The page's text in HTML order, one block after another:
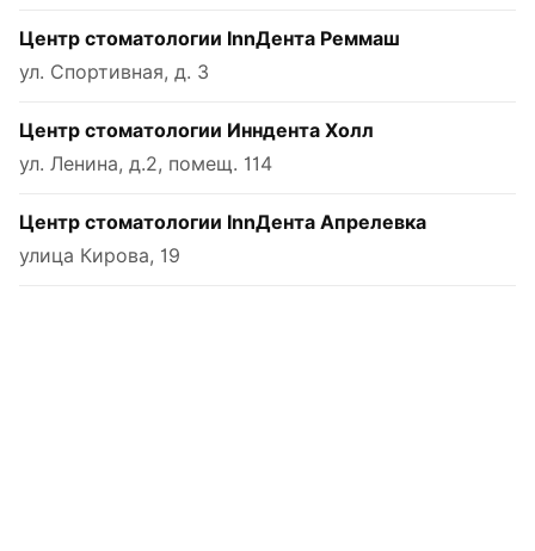
Центр стоматологии InnДента Реммаш
ул. Спортивная, д. 3
Центр стоматологии Инндента Холл
ул. Ленина, д.2, помещ. 114
Центр стоматологии InnДента Апрелевка
улица Кирова, 19